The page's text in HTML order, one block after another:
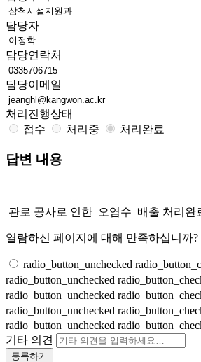
담당자
담당연락처
담당이메일
처리진행상태
접수
처리중 처리완료
답변 내용
관로 공사로 인한 오염수 배출 처리완
열람하신 페이지에 대해 만족하십니까?
radio_button_unchecked
radio_button_unchecked
radio_button_unchecked
radio_button_unchecked
radio_button_unchecked
기타 의견
등록하기